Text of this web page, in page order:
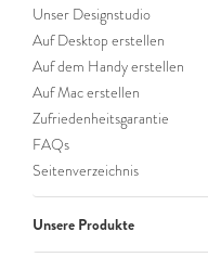
Unser Designstudio
Auf Desktop erstellen
Auf dem Handy erstellen
Auf Mac erstellen
Zufriedenheitsgarantie
FAQs
Seitenverzeichnis
Unsere Produkte